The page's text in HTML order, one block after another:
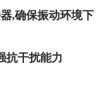
,确保振动环境下
抗干扰能力